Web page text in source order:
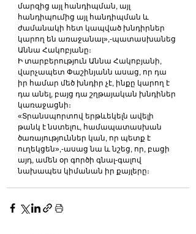
մարզից այլ հանդիպման, այլ
հանդիպումից այլ հանդիպման և
ժամանակի հետ կապված խնդիրներ
կարող են առաջանալ»,-պատասխանեց
Աննա Հակոբյանը։
Ի տարբերություն Աննա Հակոբյանի,
վարչապետ Փաշինյանն ասաց, որ դա
իր համար մեծ խնդիր չէ, ինքը կարող է
դա անել, բայց դա շղթայական խնդիներ
կառաջացնի։
«Տրանսպորտով երթևեկելն ավելի
թանկ է նստելու, համապատասխան
ծառայություններ կան, որ պետք է
ուղեկցեն»,-ասաց նա և նշեց, որ, բացի
այդ, ամեն օր գործի գնալ-գալով
նախապես կիմանան իր քայլերը։